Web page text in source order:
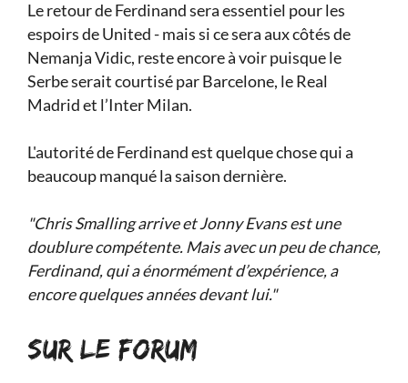
Le retour de Ferdinand sera essentiel pour les
espoirs de United - mais si ce sera aux côtés de
Nemanja Vidic, reste encore à voir puisque le
Serbe serait courtisé par Barcelone, le Real
Madrid et l’Inter Milan.
L'autorité de Ferdinand est quelque chose qui a
beaucoup manqué la saison dernière.
"Chris Smalling arrive et Jonny Evans est une
doublure compétente. Mais avec un peu de chance,
Ferdinand, qui a énormément d’expérience, a
encore quelques années devant lui."
SUR LE FORUM